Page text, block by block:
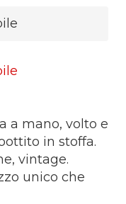
a mano, volto e
in stoffa.
vintage.
unico che